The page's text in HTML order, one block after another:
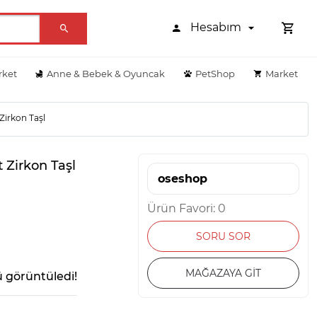
Hesabım
Anne & Bebek & Oyuncak PetShop Market
Taşl
Zirkon Taşl
oseshop
Ürün Favori: 0
SORU SOR
MAĞAZAYA GİT
görüntüledi!